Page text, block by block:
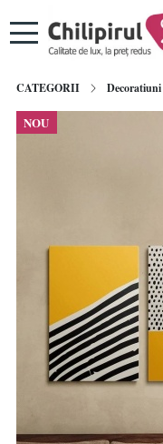
CATEGORII Decoratiuni
NOU